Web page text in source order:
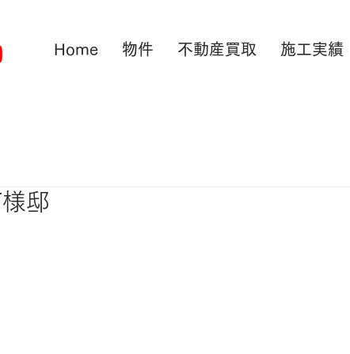
Home 物件 不動産買取 施工実績
邸